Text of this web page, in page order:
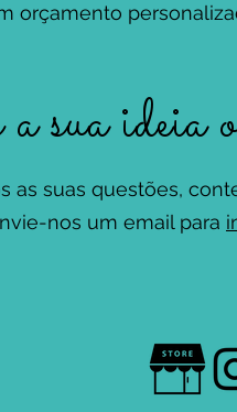
orçamento
ideia
as suas questões,
nos um email para